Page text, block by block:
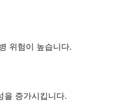
위험이 높습니다.
을 증가시킵니다.